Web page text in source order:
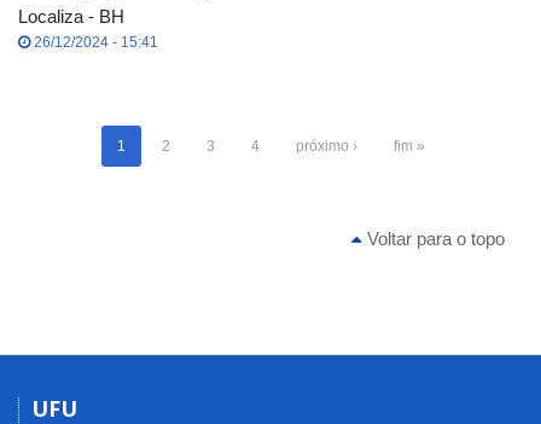
Localiza - BH
26/12/2024 - 15:41
1 2 3 4 próximo › fim »
Voltar para o topo
UFU